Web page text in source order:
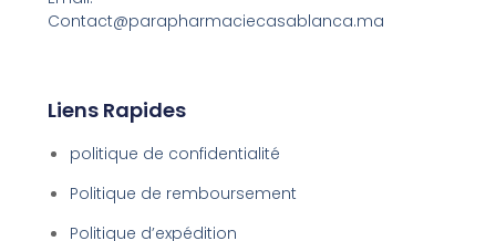
Contact@parapharmaciecasablanca.ma
Liens Rapides
politique de confidentialité
Politique de remboursement
Politique d’expédition